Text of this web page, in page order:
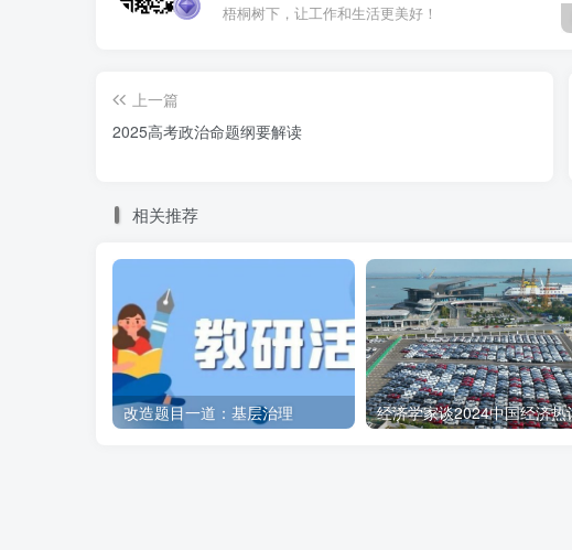
同水平的学生。
4.情境创设与信息处理
5.
试卷整体的阅读负荷要在学生可承受的范围内。信
应该通过合理排版、清晰表述等方式减轻阅读负担。
梧桐树下，让工作和生活更美好！
上一篇
2025高考政治命题纲要解读
相关推荐
改造题目一道：基层治理